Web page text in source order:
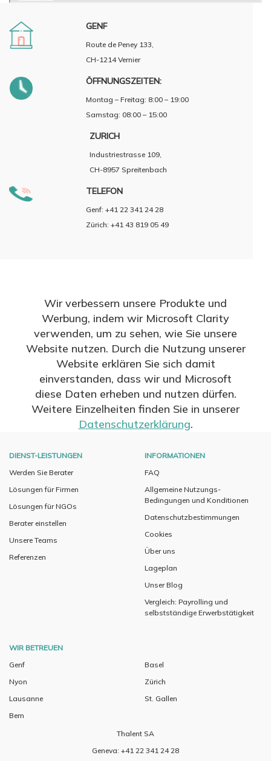
GENF
Route de Peney 133,
CH-1214 Vernier
ÖFFNUNGSZEITEN:
Montag – Freitag: 8:00 – 19:00
Samstag: 08:00 – 15:00
ZURICH
Industriestrasse 109,
CH-8957 Spreitenbach
TELEFON
Genf: +41 22 341 24 28
Zürich: +41 43 819 05 49
Wir verbessern unsere Produkte und
Werbung, indem wir Microsoft Clarity
verwenden, um zu sehen, wie Sie unsere
Website nutzen. Durch die Nutzung unserer
Website erklären Sie sich damit
einverstanden, dass wir und Microsoft
diese Daten erheben und nutzen dürfen.
Weitere Einzelheiten finden Sie in unserer
Datenschutzerklärung.
DIENST-LEISTUNGEN
Werden Sie Berater
Lösungen für Firmen
Lösungen für NGOs
Berater einstellen
Unsere Teams
Referenzen
INFORMATIONEN
FAQ
Allgemeine Nutzungs-
Bedingungen und Konditionen
Datenschutzbestimmungen
Cookies
Über uns
Lageplan
Unser Blog
Vergleich: Payrolling und
selbstständige Erwerbstätigkeit
WIR BETREUEN
Genf
Nyon
Lausanne
Bern
Basel
Zürich
St. Gallen
Thalent SA
Geneva: +41 22 341 24 28